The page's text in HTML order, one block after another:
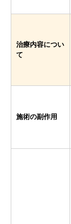
治療内容につい
て
施術の副作用